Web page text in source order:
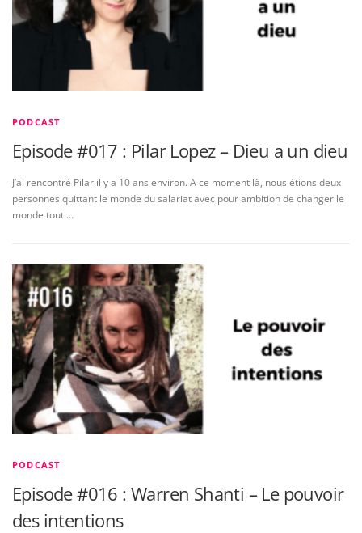
PODCAST
Episode #017 : Pilar Lopez – Dieu a un dieu
J’ai rencontré Pilar il y a 10 ans environ. A ce moment là, nous étions deux
personnes quittant le monde du salariat avec pour ambition de changer le
monde tout …
PODCAST
Episode #016 : Warren Shanti – Le pouvoir
des intentions